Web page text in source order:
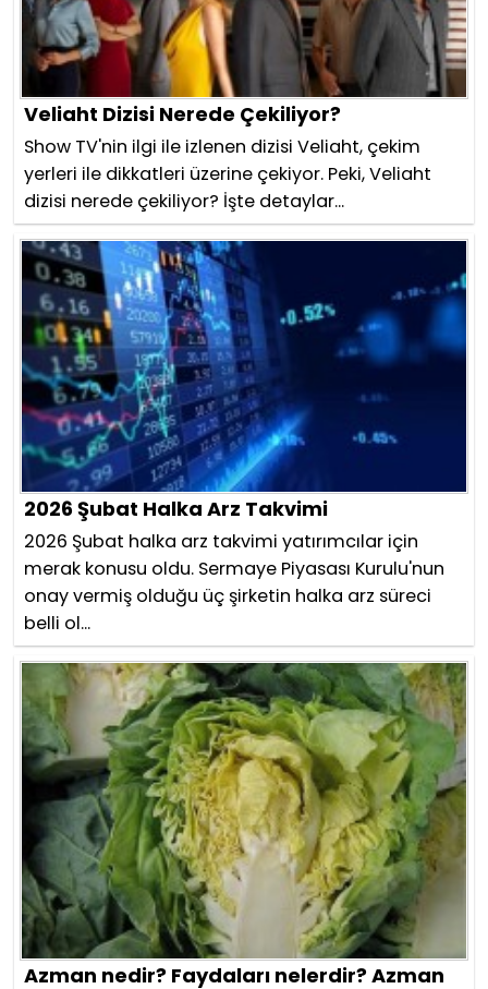
Veliaht Dizisi Nerede Çekiliyor?
Show TV'nin ilgi ile izlenen dizisi Veliaht, çekim
yerleri ile dikkatleri üzerine çekiyor. Peki, Veliaht
dizisi nerede çekiliyor? İşte detaylar...
2026 Şubat Halka Arz Takvimi
2026 Şubat halka arz takvimi yatırımcılar için
merak konusu oldu. Sermaye Piyasası Kurulu'nun
onay vermiş olduğu üç şirketin halka arz süreci
belli ol...
Azman nedir? Faydaları nelerdir? Azman